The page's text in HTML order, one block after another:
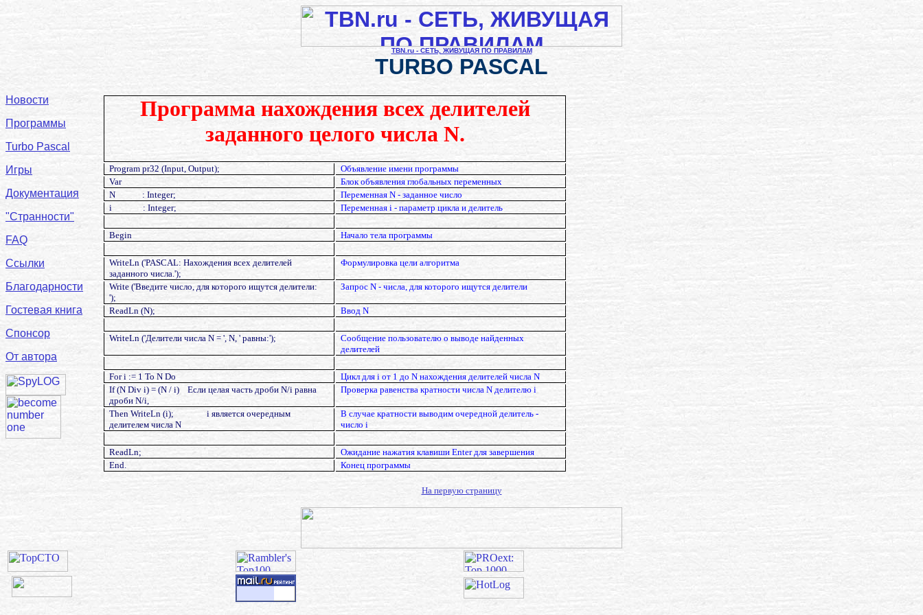
TBN.ru - СЕТЬ, ЖИВУЩАЯ ПО ПРАВИЛАМ
TURBO PASCAL
Новости
Программы
Turbo Pascal
Игры
Документация
"Странности"
FAQ
Ссылки
Благодарности
Гостевая книга
Спонсор
От автора
Программа нахождения всех делителей
заданного целого числа N.
Program pr32 (Input, Output);
Объявление имени программы
Var
Блок объявления глобальных переменных
N
: Integer;
Переменная N - заданное число
i
: Integer; Переменная i - параметр цикла и делитель
Begin Начало тела программы
WriteLn ('PASCAL: Нахождения всех делителей
заданного числа.');
Формулировка цели алгоритма
Write ('Введите число, для которого ищутся делители:
');
Запрос N - числа, для которого ищутся делители
ReadLn (N); Ввод N
WriteLn ('Делители числа N = ', N, ' равны:');
Сообщение пользователю о выводе найденных
делителей
For i := 1 To N Do
Цикл для i от 1 до N нахождения делителей числа N
If (N Div i) = (N / i)
Если целая часть дроби N/i равна
дроби N/i,
Проверка равенства кратности числа N делителю i
Then WriteLn (i);
i является очередным
делителем числа N
В случае кратности выводим очередной делитель -
число i
ReadLn;
Ожидание нажатия клавиши Enter для завершения
End.
Конец программы
На первую страницу